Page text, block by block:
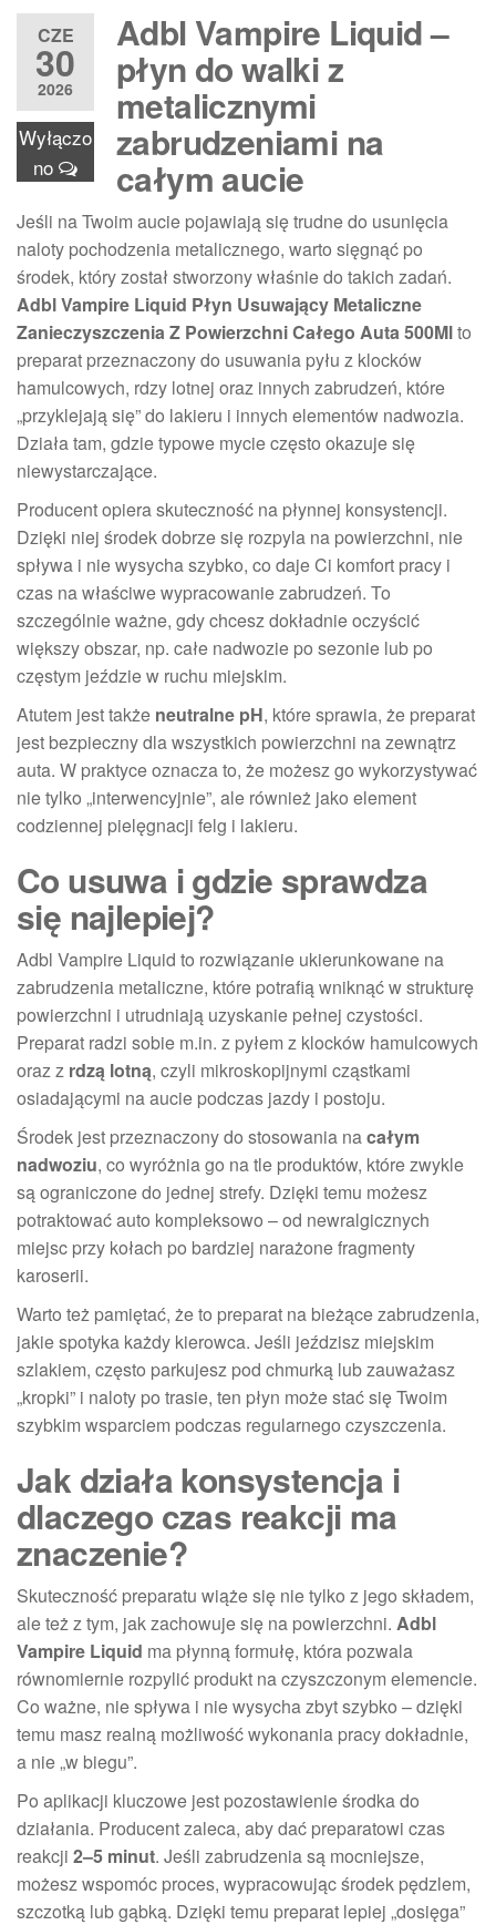
CZE
30
2026
Wyłączo
no
Adbl Vampire Liquid –
płyn do walki z
metalicznymi
zabrudzeniami na
całym aucie
Jeśli na Twoim aucie pojawiają się trudne do usunięcia
naloty pochodzenia metalicznego, warto sięgnąć po
środek, który został stworzony właśnie do takich zadań.
Adbl Vampire Liquid Płyn Usuwający Metaliczne
Zanieczyszczenia Z Powierzchni Całego Auta 500Mlto
preparat przeznaczony do usuwania pyłu z klocków
hamulcowych, rdzy lotnej oraz innych zabrudzeń, które
„przyklejają się” do lakieru i innych elementów nadwozia.
Działa tam, gdzie typowe mycie często okazuje się
niewystarczające.
Producent opiera skuteczność na płynnej konsystencji.
Dzięki niej środek dobrze się rozpyla na powierzchni, nie
spływa i nie wysycha szybko, co daje Ci komfort pracy i
czas na właściwe wypracowanie zabrudzeń. To
szczególnie ważne, gdy chcesz dokładnie oczyścić
większy obszar, np. całe nadwozie po sezonie lub po
częstym jeździe w ruchu miejskim.
Atutem jest także neutralne pH, które sprawia, że preparat
jest bezpieczny dla wszystkich powierzchni na zewnątrz
auta. W praktyce oznacza to, że możesz go wykorzystywać
nie tylko „interwencyjnie”, ale również jako element
codziennej pielęgnacji felg i lakieru.
Co usuwa i gdzie sprawdza
się najlepiej?
Adbl Vampire Liquid to rozwiązanie ukierunkowane na
zabrudzenia metaliczne, które potrafią wniknąć w strukturę
powierzchni i utrudniają uzyskanie pełnej czystości.
Preparat radzi sobie m.in. z pyłem z klocków hamulcowych
oraz z rdzą lotną, czyli mikroskopijnymi cząstkami
osiadającymi na aucie podczas jazdy i postoju.
Środek jest przeznaczony do stosowania nacałym
nadwoziu, co wyróżnia go na tle produktów, które zwykle
są ograniczone do jednej strefy. Dzięki temu możesz
potraktować auto kompleksowo – od newralgicznych
miejsc przy kołach po bardziej narażone fragmenty
karoserii.
Warto też pamiętać, że to preparat na bieżące zabrudzenia,
jakie spotyka każdy kierowca. Jeśli jeździsz miejskim
szlakiem, często parkujesz pod chmurką lub zauważasz
„kropki” i naloty po trasie, ten płyn może stać się Twoim
szybkim wsparciem podczas regularnego czyszczenia.
Jak działa konsystencja i
dlaczego czas reakcji ma
znaczenie?
Skuteczność preparatu wiąże się nie tylko z jego składem,
ale też z tym, jak zachowuje się na powierzchni. Adbl
Vampire Liquid ma płynną formułę, która pozwala
równomiernie rozpylić produkt na czyszczonym elemencie.
Co ważne, nie spływa i nie wysycha zbyt szybko – dzięki
temu masz realną możliwość wykonania pracy dokładnie,
a nie „w biegu”.
Po aplikacji kluczowe jest pozostawienie środka do
działania. Producent zaleca, aby dać preparatowi czas
reakcji 2–5 minut. Jeśli zabrudzenia są mocniejsze,
możesz wspomóc proces, wypracowując środek pędzlem,
szczotką lub gąbką. Dzięki temu preparat lepiej „dosięga”